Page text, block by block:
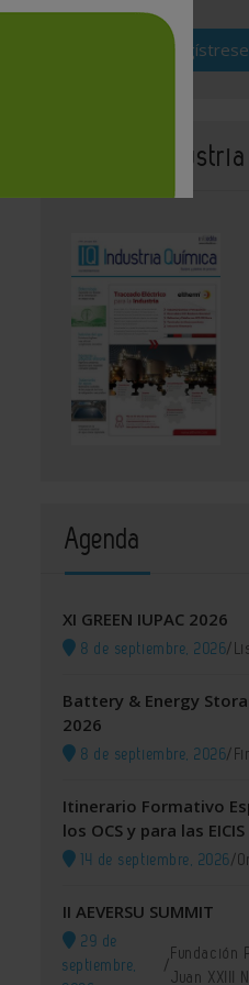
Revista
Agenda
XI GREEN IUPAC 2026
8 de septiembre, 2026/
Battery & Energy
2026
8 de septiembre, 2026/
Itinerario Formativo
los OCS y para las EICIS
14 de septiembre, 2026/
II AEVERSU SUMMIT
29 de
septiembre,
/
Fundación
Juan XXIII